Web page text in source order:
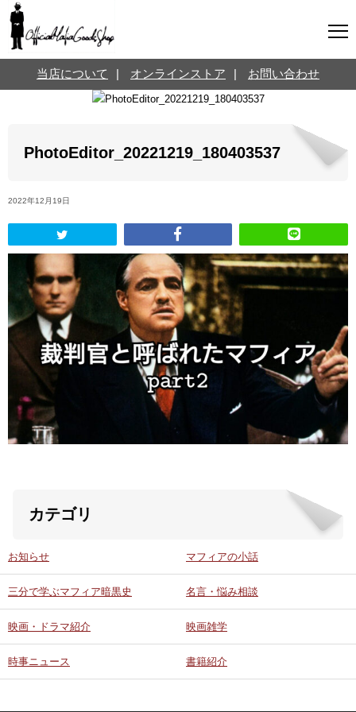
三分で学ぶマフィア暗黒史 名言・悩み相談
映画・ドラマ紹介 映画雑学
時事ニュース 書籍紹介
ABOUT US
当店の紹介
お問い合わせ
当店について オンラインストア お問い合わせ
PhotoEditor_20221219_180403537
2022年12月19日
カテゴリ
お知らせ マフィアの小話
三分で学ぶマフィア暗黒史 名言・悩み相談
映画・ドラマ紹介 映画雑学
時事ニュース 書籍紹介
オンラインストア
お問い合わせ